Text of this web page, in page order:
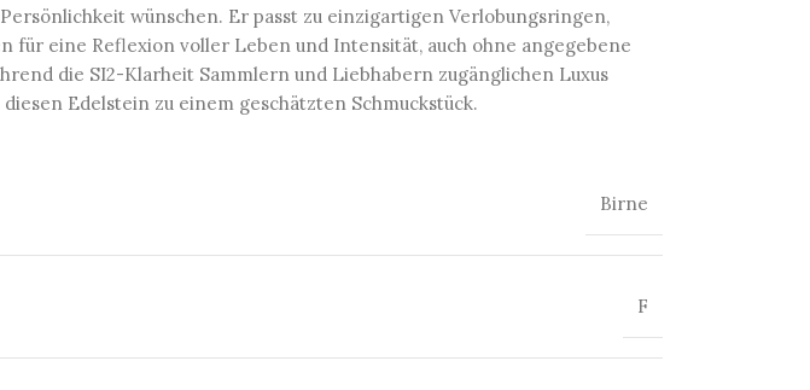
wünschen. Er passt zu einzigartigen Verlobungsringen,
eine Reflexion voller Leben und Intensität, auch ohne angegebene
die SI2-Klarheit Sammlern und Liebhabern zugänglichen Luxus
Edelstein zu einem geschätzten Schmuckstück.
Birne
F